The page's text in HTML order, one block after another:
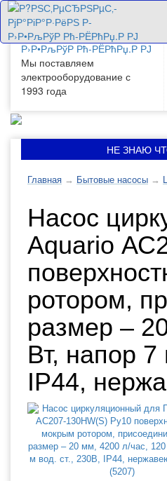
Мы поставляем
электрооборудование с
1993 года
НЕ ЗНАЮ
Главная → Бытовые насосы →
Насос
Aquario
ротором,
размер –
Вт, напор
IP44,